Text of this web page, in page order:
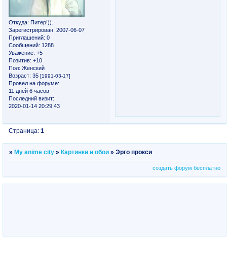
Откуда: Питер!))..
Зарегистрирован: 2007-06-07
Приглашений: 0
Сообщений: 1288
Уважение: +5
Позитив: +10
Пол: Женский
Возраст: 35 [1991-03-17]
Провел на форуме:
11 дней 6 часов
Последний визит:
2020-01-14 20:29:43
Страница:1
»My anime city »Картинки и обои »Эрго прокси
создать форум бесплатно